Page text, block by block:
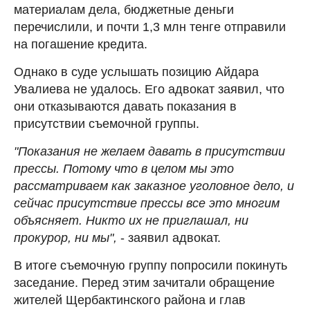
материалам дела, бюджетные деньги
перечислили, и почти 1,3 млн тенге отправили
на погашение кредита.
Однако в суде услышать позицию Айдара
Увалиева не удалось. Его адвокат заявил, что
они отказываются давать показания в
присутствии съемочной группы.
"Показания не желаем давать в присутствии
прессы. Потому что в целом мы это
рассматриваем как заказное уголовное дело, и
сейчас присутствие прессы все это многим
объясняет. Никто их не приглашал, ни
прокурор, ни мы", - заявил адвокат.
В итоге съемочную группу попросили покинуть
заседание. Перед этим зачитали обращение
жителей Щербактинского района и глав